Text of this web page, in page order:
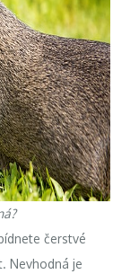
čerstvé
Nevhodná je